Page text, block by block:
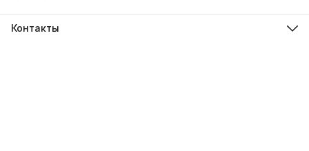
Контакты